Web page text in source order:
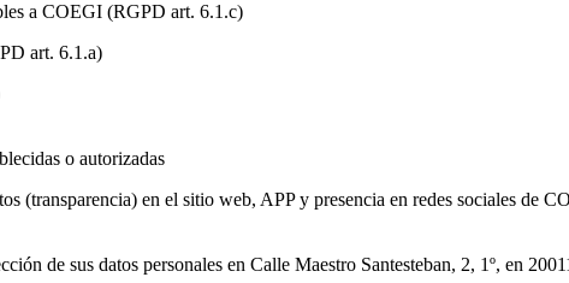
a COEGI (RGPD art. 6.1.c)
art. 6.1.a)
o autorizadas
(transparencia) en el sitio web, APP y presencia en redes sociales de
de sus datos personales en Calle Maestro Santesteban, 2, 1º, en